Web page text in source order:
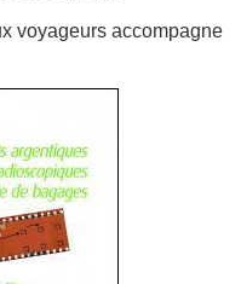
voyageurs accompagne